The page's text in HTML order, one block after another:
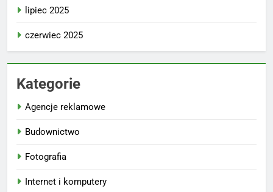
lipiec 2025
czerwiec 2025
Kategorie
Agencje reklamowe
Budownictwo
Fotografia
Internet i komputery